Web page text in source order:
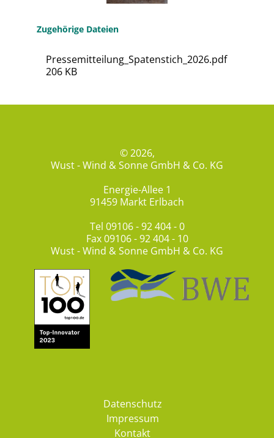
Zugehörige Dateien
Pressemitteilung_Spatenstich_2026.pdf
206 KB
© 2026,
Wust - Wind & Sonne GmbH & Co. KG
Energie-Allee 1
91459 Markt Erlbach
Tel 09106 - 92 404 - 0
Fax 09106 - 92 404 - 10
Wust - Wind & Sonne GmbH & Co. KG
Datenschutz
Impressum
Kontakt